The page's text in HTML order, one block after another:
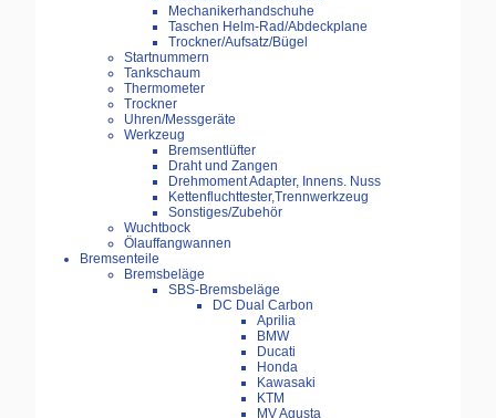
Mechanikerhandschuhe
Taschen Helm-Rad/Abdeckplane
Trockner/Aufsatz/Bügel
Startnummern
Tankschaum
Thermometer
Trockner
Uhren/Messgeräte
Werkzeug
Bremsentlüfter
Draht und Zangen
Drehmoment Adapter, Innens. Nuss
Kettenfluchttester,Trennwerkzeug
Sonstiges/Zubehör
Wuchtbock
Ölauffangwannen
Bremsenteile
Bremsbeläge
SBS-Bremsbeläge
DC Dual Carbon
Aprilia
BMW
Ducati
Honda
Kawasaki
KTM
MV Agusta